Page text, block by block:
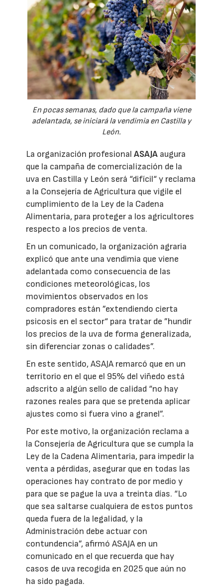
En pocas semanas, dado que la campaña viene
adelantada, se iniciará la vendimia en Castilla y
León.
La organización profesionalASAJA augura
que la campaña de comercialización de la
uva en Castilla y León será “difícil“ y reclama
a la Consejería de Agricultura que vigile el
cumplimiento de la Ley de la Cadena
Alimentaria, para proteger a los agricultores
respecto a los precios de venta.
En un comunicado, la organización agraria
explicó que ante una vendimia que viene
adelantada como consecuencia de las
condiciones meteorológicas, los
movimientos observados en los
compradores están ”extendiendo cierta
psicosis en el sector“ para tratar de ”hundir
los precios de la uva de forma generalizada,
sin diferenciar zonas o calidades”.
En este sentido, ASAJA remarcó que en un
territorio en el que el 95% del viñedo está
adscrito a algún sello de calidad “no hay
razones reales para que se pretenda aplicar
ajustes como si fuera vino a granel”.
Por este motivo, la organización reclama a
la Consejería de Agricultura que se cumpla la
Ley de la Cadena Alimentaria, para impedir la
venta a pérdidas, asegurar que en todas las
operaciones hay contrato de por medio y
para que se pague la uva a treinta días. “Lo
que sea saltarse cualquiera de estos puntos
queda fuera de la legalidad, y la
Administración debe actuar con
contundencia”, afirmó ASAJA en un
comunicado en el que recuerda que hay
casos de uva recogida en 2025 que aún no
ha sido pagada.